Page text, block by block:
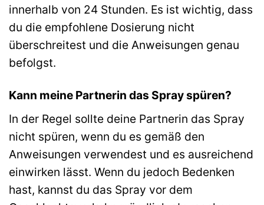
innerhalb von 24 Stunden. Es ist wichtig, dass
du die empfohlene Dosierung nicht
überschreitest und die Anweisungen genau
befolgst.
Kann meine Partnerin das Spray spüren?
In der Regel sollte deine Partnerin das Spray
nicht spüren, wenn du es gemäß den
Anweisungen verwendest und es ausreichend
einwirken lässt. Wenn du jedoch Bedenken
hast, kannst du das Spray vor dem